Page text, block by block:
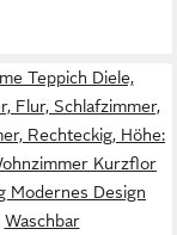
Teppich Diele,
Flur, Schlafzimmer,
Rechteckig, Höhe:
Kurzflor
Modernes Design
Waschbar